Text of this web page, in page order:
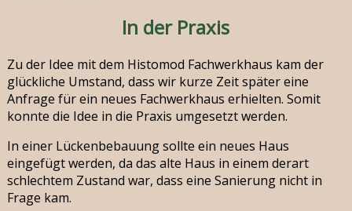
In der Praxis
Zu der Idee mit dem Histomod Fachwerkhaus kam der
glückliche Umstand, dass wir kurze Zeit später eine
Anfrage für ein neues Fachwerkhaus erhielten. Somit
konnte die Idee in die Praxis umgesetzt werden.
In einer Lückenbebauung sollte ein neues Haus
eingefügt werden, da das alte Haus in einem derart
schlechtem Zustand war, dass eine Sanierung nicht in
Frage kam.